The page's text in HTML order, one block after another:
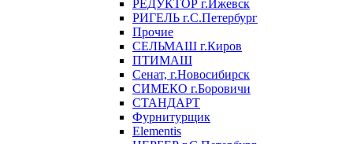
РЕДУКТОР г.Ижевск
РИГЕЛЬ г.С.Петербург
Прочие
СЕЛЬМАШ г.Киров
ПТИМАШ
Сенат, г.Новосибирск
СИМЕКО г.Боровичи
СТАНДАРТ
Фурнитурщик
Elementis